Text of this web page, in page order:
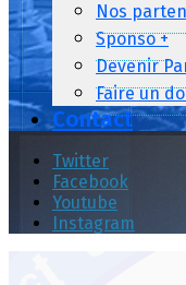
Nos
Sponso +
Devenir
Faire un
Contact
Twitter
Facebook
Youtube
Instagram